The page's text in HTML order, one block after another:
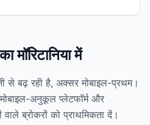
मॉरिटानिया में
से बढ़ रही है, अक्सर मोबाइल-प्रथम।
मोबाइल-अनुकूल प्लेटफॉर्म और
ब्रोकरों को प्राथमिकता दें।